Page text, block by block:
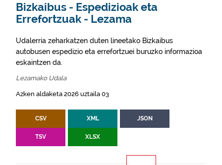
Bizkaibus - Espedizioak eta
Errefortzuak - Lezama
Udalerria zeharkatzen duten lineetako Bizkaibus
autobusen espedizio eta errefortzuei buruzko informazioa
eskaintzen da.
Lezamako Udala
Azken aldaketa 2026 uztaila 03
CSV XML JSON
TSV XLSX